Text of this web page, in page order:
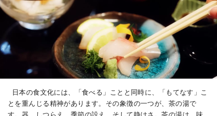
日本の食文化には、「食べる」ことと同時に、「もてなす」こ
とを重んじる精神があります。その象徴の一つが、茶の湯で
す。器、しつらえ、季節の設え、そして静けさ。茶の湯は、味